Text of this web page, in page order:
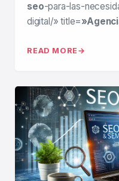
seo-para-las-
digital/» title=
READ MORE